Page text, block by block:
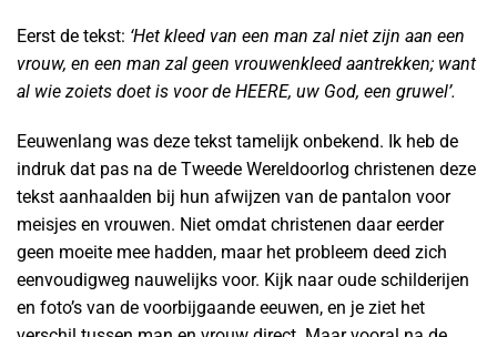
Eerst de tekst: ‘Het kleed van een man zal niet zijn aan een
vrouw, en een man zal geen vrouwenkleed aantrekken; want
al wie zoiets doet is voor de HEERE, uw God, een gruwel’.
Eeuwenlang was deze tekst tamelijk onbekend. Ik heb de
indruk dat pas na de Tweede Wereldoorlog christenen deze
tekst aanhaalden bij hun afwijzen van de pantalon voor
meisjes en vrouwen. Niet omdat christenen daar eerder
geen moeite mee hadden, maar het probleem deed zich
eenvoudigweg nauwelijks voor. Kijk naar oude schilderijen
en foto’s van de voorbijgaande eeuwen, en je ziet het